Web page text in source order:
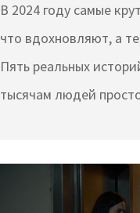
мышление
В 2024 году самые
что вдохновляют, а
Пять реальных
тысячам людей